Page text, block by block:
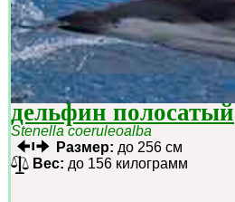
дельфин полосатый
Stenella coeruleoalba
Размер: до 256 см
Вес: до 156 килограмм